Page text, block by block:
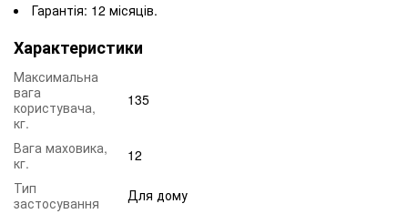
Гарантія: 12 місяців.
Характеристики
Максимальна
вага
користувача,
кг.
135
Вага маховика,
кг.
12
Тип
застосування
Для дому